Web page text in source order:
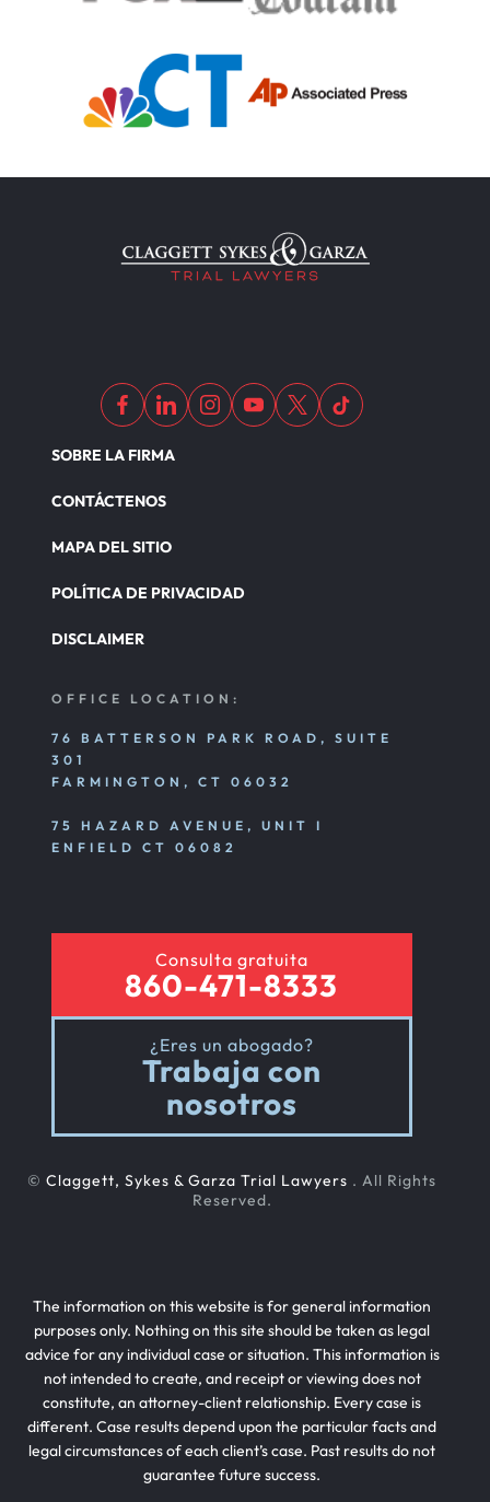
SOBRE LA FIRMA
CONTÁCTENOS
MAPA DEL SITIO
POLÍTICA DE PRIVACIDAD
DISCLAIMER
OFFICE LOCATION:
76 BATTERSON PARK ROAD, SUITE
301
FARMINGTON, CT 06032
75 HAZARD AVENUE, UNIT I
ENFIELD CT 06082
Consulta gratuita
860-471-8333
¿Eres un abogado?
Trabaja con
nosotros
© Claggett, Sykes & Garza Trial Lawyers . All Rights
Reserved.
The information on this website is for general information
purposes only. Nothing on this site should be taken as legal
advice for any individual case or situation. This information is
not intended to create, and receipt or viewing does not
constitute, an attorney-client relationship. Every case is
different. Case results depend upon the particular facts and
legal circumstances of each client’s case. Past results do not
guarantee future success.